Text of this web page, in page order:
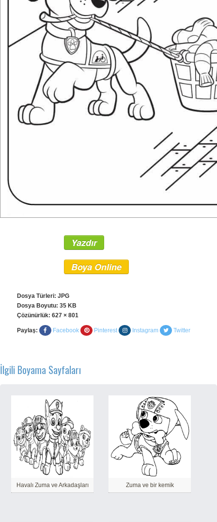
Yazdır
Boya Online
Dosya Türleri: JPG
Dosya Boyutu: 35 KB
Çözünürlük: 627 × 801
Paylaş: Facebook Pinterest Instagram Twitter
İlgili Boyama Sayfaları
Havalı Zuma ve Arkadaşları Zuma ve bir kemik